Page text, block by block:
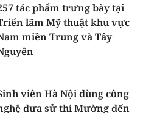
tác phẩm trưng bày tại
lãm Mỹ thuật khu vực
miền Trung và Tây
viên Hà Nội dùng công
đưa sử thi Mường đến